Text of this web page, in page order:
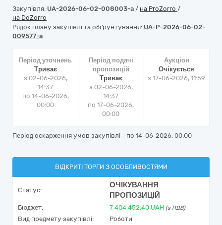
Закупівля: UA-2026-06-02-008003-a / на ProZorro /
на DoZorro
Рядок плану закупівлі та обґрунтування: UA-P-2026-06-02-
009577-a
Період уточнень
Триває
з 02-06-2026,
14:37
по 14-06-2026,
00:00
Період подачі
пропозицій
Триває
з 02-06-2026,
14:37
по 17-06-2026,
00:00
Аукціон
Очікується
з17-06-2026, 11:59
Період оскарження умов закупівлі - по 14-06-2026, 00:00
ВІДКРИТІ ТОРГИ З ОСОБЛИВОСТЯМИ
Статус:
ОЧІКУВАННЯ
ПРОПОЗИЦІЙ
Бюджет: 7 404 452,40 UAH (з ПДВ)
Вид предмету закупівлі:
Роботи